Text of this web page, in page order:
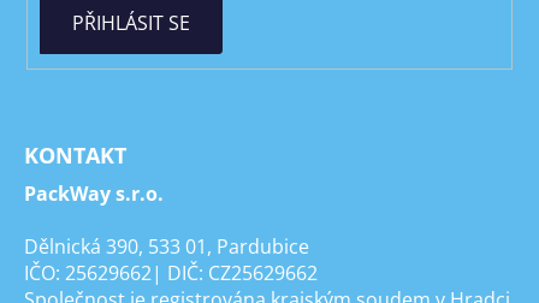
PŘIHLÁSIT SE
KONTAKT
PackWay s.r.o.
Dělnická 390, 533 01, Pardubice
IČO: 25629662| DIČ: CZ25629662